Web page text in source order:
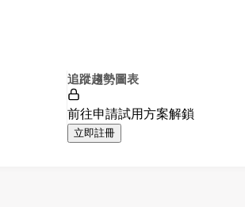
追蹤趨勢圖表
前往申請試用方案解鎖
立即註冊